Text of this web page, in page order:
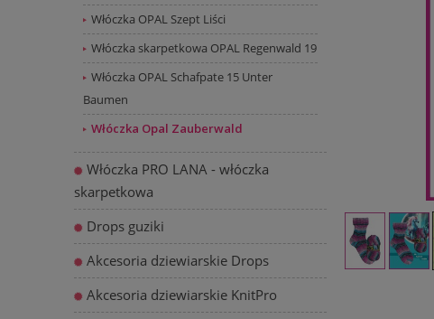
Włóczka OPAL Szept Liści
Włóczka skarpetkowa OPAL Regenwald 19
Włóczka OPAL Schafpate 15 Unter
Baumen
Włóczka Opal Zauberwald
Włóczka PRO LANA - włóczka
skarpetkowa
Drops guziki
Akcesoria dziewiarskie Drops
Akcesoria dziewiarskie KnitPro